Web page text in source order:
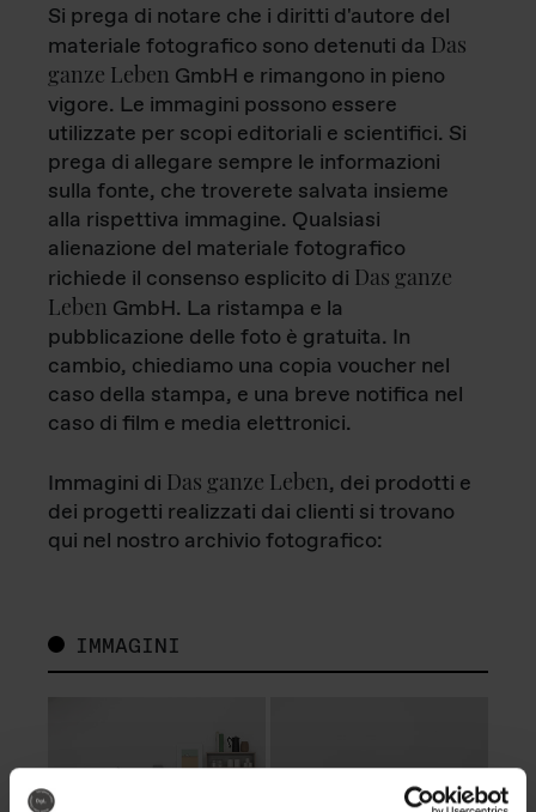
Si prega di notare che i diritti d'autore del
materiale fotografico sono detenuti da Das
ganze Leben GmbH e rimangono in pieno
vigore. Le immagini possono essere
utilizzate per scopi editoriali e scientifici. Si
prega di allegare sempre le informazioni
sulla fonte, che troverete salvata insieme
alla rispettiva immagine. Qualsiasi
alienazione del materiale fotografico
richiede il consenso esplicito di Das ganze
Leben GmbH. La ristampa e la
pubblicazione delle foto è gratuita. In
cambio, chiediamo una copia voucher nel
caso della stampa, e una breve notifica nel
caso di film e media elettronici.
Immagini di Das ganze Leben, dei prodotti e
dei progetti realizzati dai clienti si trovano
qui nel nostro archivio fotografico:
IMMAGINI